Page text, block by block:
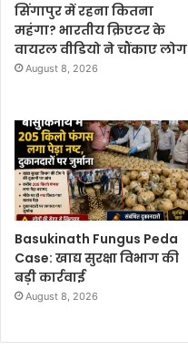
सिंगापुर में रहना कितना
महंगा? भारतीय क्रिएटर के
वायरल वीडियो ने चौंकाए लोग
August 8, 2026
Basukinath Fungus Peda
Case: खाद्य सुरक्षा विभाग की
बड़ी कार्रवाई
August 8, 2026